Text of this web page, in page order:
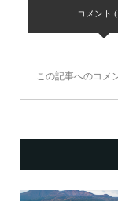
コメント
この記事へのコメ